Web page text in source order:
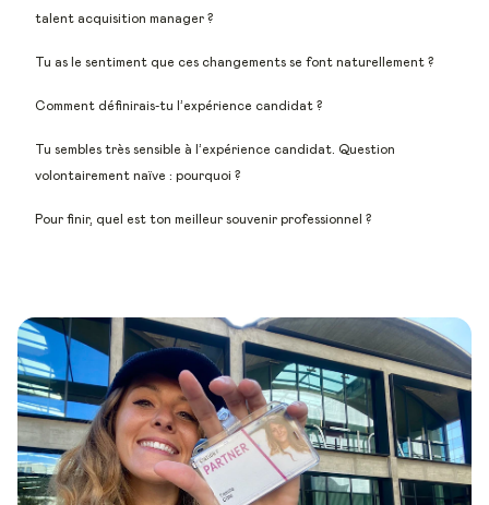
talent acquisition manager ?
Tu as le sentiment que ces changements se font naturellement ?
Comment définirais-tu l’expérience candidat ?
Tu sembles très sensible à l’expérience candidat. Question
volontairement naïve : pourquoi ?
Pour finir, quel est ton meilleur souvenir professionnel ?